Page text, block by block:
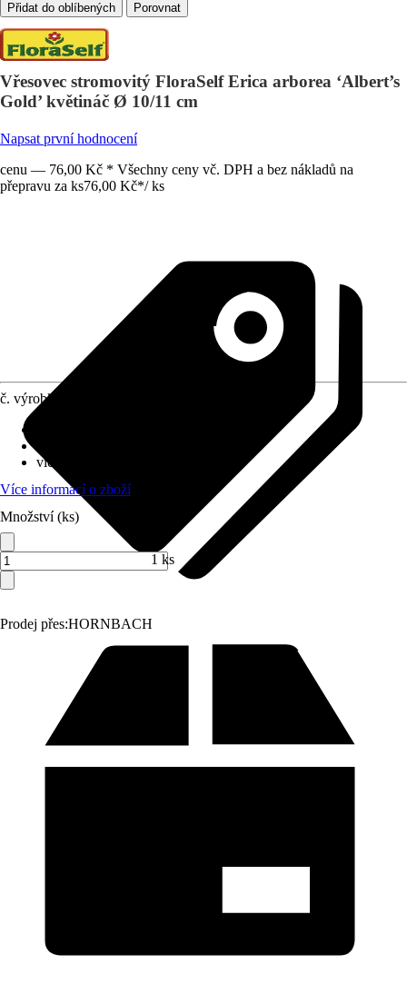
Porovnat
Vřesovec stromovitý FloraSelf Erica arborea ‘Albert’s
Gold’ květináč Ø 10/11 cm
Napsat první hodnocení
cenu — 76,00 Kč * Všechny ceny vč. DPH a bez nákladů na
přepravu za ks76,00 Kč*/ ks
Prodej přes:HORNBACH
č. výrobku
víceleté
Více informací o zboží
Množství (ks)
1 ks